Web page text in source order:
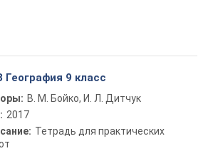
География 9 класс
В. М. Бойко, И. Л. Дитчук
2017
Тетрадь для практических